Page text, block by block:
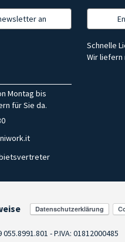
an
Schnelle
Wir liefern
Montag bis
für Sie da.
- P.IVA: 01812000485